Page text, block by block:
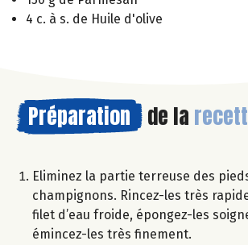
4 c. à s. de Huile d'olive
Préparation de la
Eliminez la partie terreuse des
champignons. Rincez-les très
filet d’eau froide, épongez-les
émincez-les très finement.